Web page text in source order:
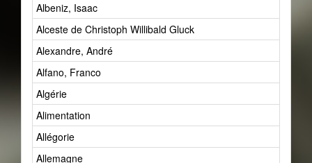
Albeniz, Isaac
Alceste de Christoph Willibald Gluck
Alexandre, André
Alfano, Franco
Algérie
Alimentation
Allégorie
Allemagne